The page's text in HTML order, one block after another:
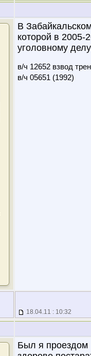
В
которой в 2005-
уголовному
в/ч 12652 взвод
в/ч 05651 (1992)
18.04.11 : 10:32
Был я проездом